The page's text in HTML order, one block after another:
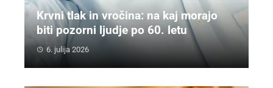
Krvni tlak in vročina: na kaj morajo
biti pozorni ljudje po 60. letu
6. julija 2026